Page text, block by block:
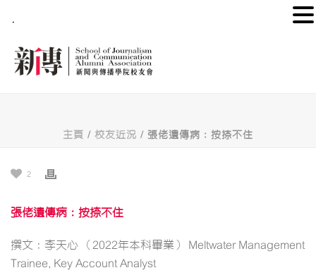
主頁 / 校友近況 / 張佬遺傳病：按捺不住
2
張佬遺傳病：按捺不住
撰文：李天心 （2022年本科畢業） Meltwater Management
Trainee, Key Account Analyst
.